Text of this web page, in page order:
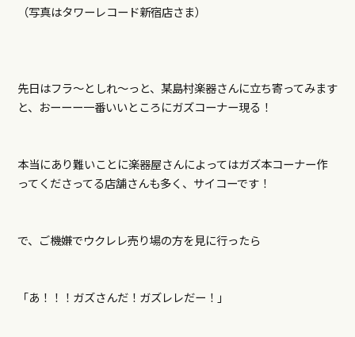
（写真はタワーレコード新宿店さま）
先日はフラ～としれ～っと、某島村楽器さんに立ち寄ってみます
と、おーーー一番いいところにガズコーナー現る！
本当にあり難いことに楽器屋さんによってはガズ本コーナー作
ってくださってる店舗さんも多く、サイコーです！
で、ご機嫌でウクレレ売り場の方を見に行ったら
「あ！！！ガズさんだ！ガズレレだー！」